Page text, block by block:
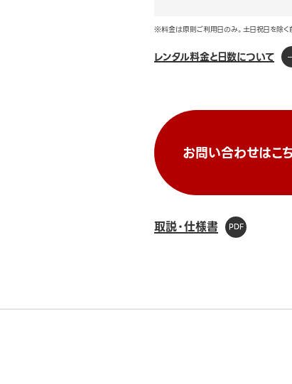
※料金は原則ご利用日のみ。土日祝日を除
レンタル料金と日数について
お問い合わせはこ
取説・仕様書